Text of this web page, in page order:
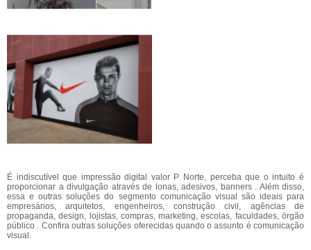
É indiscutível que impressão digital valor P Norte, perceba que o intuito é
proporcionar a divulgação através de lonas, adesivos, banners . Além disso,
essa e outras soluções do segmento comunicação visual são ideais para
empresários, arquitetos, engenheiros, construção civil, agências de
propaganda, design, lojistas, compras, marketing, escolas, faculdades, órgão
público . Confira outras soluções oferecidas quando o assunto é comunicação
visual.